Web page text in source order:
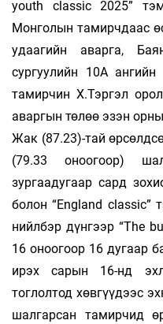
youth classic 2025”
Монголын тамирчдаас
удаагийн аварга,
сургуулийн 10А ангийн
тамирчин Х.Тэргэл
аваргын төлөө эзэн
Жак (87.23)-тай
(79.33 оноогоор)
зургаадугаар сард
болон “England classic”
нийлбэр дүнгээр “The
16 оноогоор 16 дугаар
ирэх сарын 16-нд
тоглолтод хөвгүүдээс
шалгарсан тамирчид